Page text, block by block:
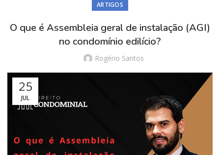
ARTIGOS
O que é Assembleia geral de instalação (AGI)
no condomínio edilício?
Rogério Santos
25
JUL